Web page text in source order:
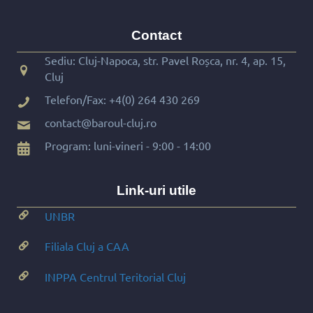
Contact
Sediu: Cluj-Napoca, str. Pavel Roșca, nr. 4, ap. 15,
Cluj
Telefon/Fax: +4(0) 264 430 269
contact@baroul-cluj.ro
Program: luni-vineri - 9:00 - 14:00
Link-uri utile
UNBR
Filiala Cluj a CAA
INPPA Centrul Teritorial Cluj